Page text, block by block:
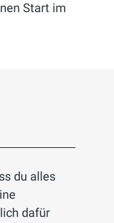
Start im
du alles
dafür